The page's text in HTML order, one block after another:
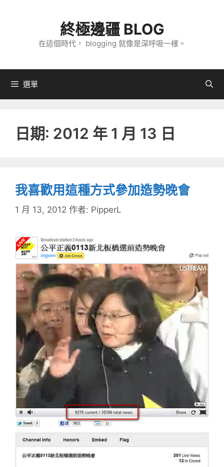
內
終極邊疆 BLOG
在這個時代， blogging 就像是深呼吸一樣。
選單
日期: 2012 年 1 月 13 日
我喜歡用這種方式參加造勢晚會
1 月 13, 2012 作者: PipperL